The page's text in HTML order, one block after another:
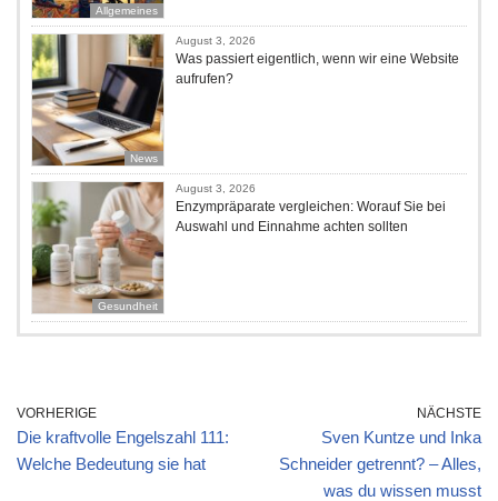
Allgemeines
News
August 3, 2026
Was passiert eigentlich, wenn wir eine Website
aufrufen?
Gesundheit
August 3, 2026
Enzympräparate vergleichen: Worauf Sie bei
Auswahl und Einnahme achten sollten
VORHERIGE
Die kraftvolle Engelszahl 111:
Welche Bedeutung sie hat
NÄCHSTE
Sven Kuntze und Inka
Schneider getrennt? – Alles,
was du wissen musst